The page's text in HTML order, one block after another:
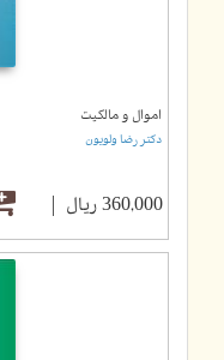
اموال و مالکیت
دکتر رضا ولویون
360,000 ریال